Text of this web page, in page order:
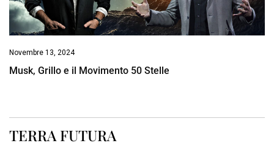
Novembre 13, 2024
Musk, Grillo e il Movimento 50 Stelle
TERRA FUTURA